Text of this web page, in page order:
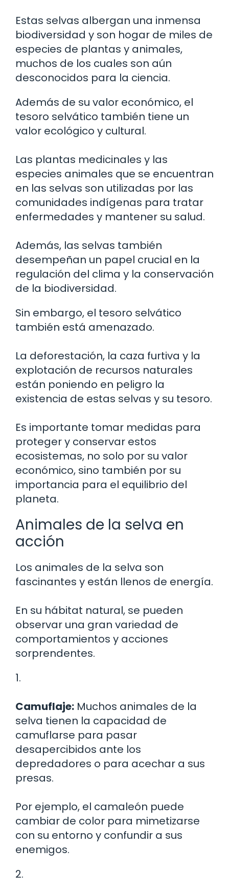
Estas selvas albergan una inmensa
biodiversidad y son hogar de miles de
especies de plantas y animales,
muchos de los cuales son aún
desconocidos para la ciencia.
Además de su valor económico, el
tesoro selvático también tiene un
valor ecológico y cultural.
Las plantas medicinales y las
especies animales que se encuentran
en las selvas son utilizadas por las
comunidades indígenas para tratar
enfermedades y mantener su salud.
Además, las selvas también
desempeñan un papel crucial en la
regulación del clima y la conservación
de la biodiversidad.
Sin embargo, el tesoro selvático
también está amenazado.
La deforestación, la caza furtiva y la
explotación de recursos naturales
están poniendo en peligro la
existencia de estas selvas y su tesoro.
Es importante tomar medidas para
proteger y conservar estos
ecosistemas, no solo por su valor
económico, sino también por su
importancia para el equilibrio del
planeta.
Animales de la selva en
acción
Los animales de la selva son
fascinantes y están llenos de energía.
En su hábitat natural, se pueden
observar una gran variedad de
comportamientos y acciones
sorprendentes.
1.
Camuflaje: Muchos animales de la
selva tienen la capacidad de
camuflarse para pasar
desapercibidos ante los
depredadores o para acechar a sus
presas.
Por ejemplo, el camaleón puede
cambiar de color para mimetizarse
con su entorno y confundir a sus
enemigos.
2.